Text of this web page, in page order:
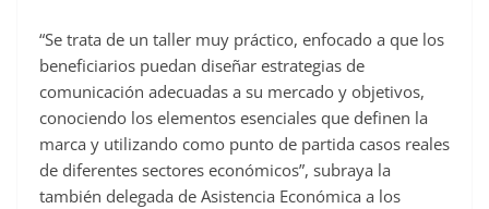
“Se trata de un taller muy práctico, enfocado a que los
beneficiarios puedan diseñar estrategias de
comunicación adecuadas a su mercado y objetivos,
conociendo los elementos esenciales que definen la
marca y utilizando como punto de partida casos reales
de diferentes sectores económicos”, subraya la
también delegada de Asistencia Económica a los